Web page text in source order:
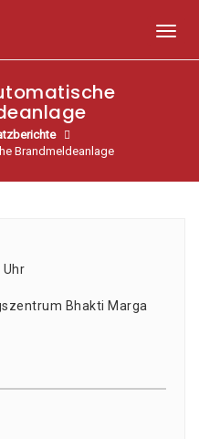
Brandmeldeanlage
Uhr
Bhak­ti Mar­ga